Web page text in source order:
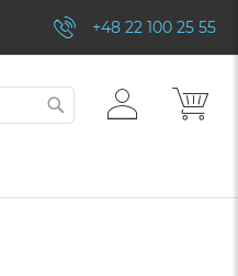
+48 22 100 25 55
ZALOGUJ
SIĘ
SZUKAJ